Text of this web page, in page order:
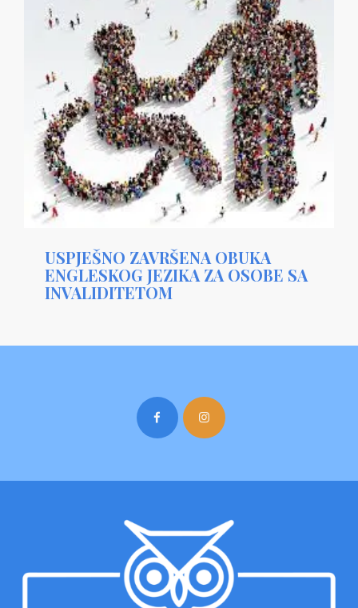
USPJEŠNO ZAVRŠENA OBUKA
ENGLESKOG JEZIKA ZA OSOBE SA
INVALIDITETOM